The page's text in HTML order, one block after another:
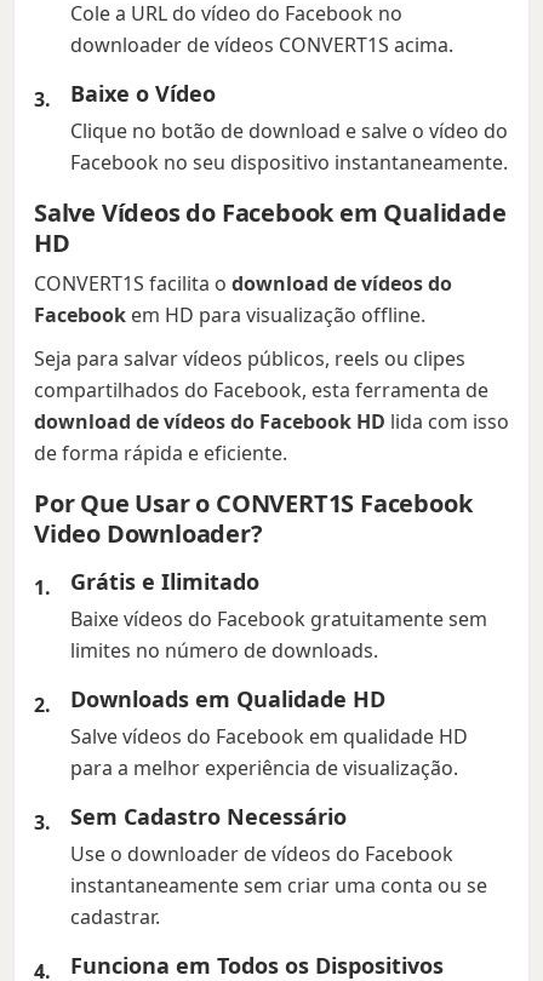
Cole a URL do vídeo do Facebook no
downloader de vídeos CONVERT1S acima.
Baixe o Vídeo
Clique no botão de download e salve o vídeo do
Facebook no seu dispositivo instantaneamente.
Salve Vídeos do Facebook em Qualidade
HD
CONVERT1S facilita o download de vídeos do
Facebook em HD para visualização offline.
Seja para salvar vídeos públicos, reels ou clipes
compartilhados do Facebook, esta ferramenta de
download de vídeos do Facebook HD lida com isso
de forma rápida e eficiente.
Por Que Usar o CONVERT1S Facebook
Video Downloader?
Grátis e Ilimitado
Baixe vídeos do Facebook gratuitamente sem
limites no número de downloads.
Downloads em Qualidade HD
Salve vídeos do Facebook em qualidade HD
para a melhor experiência de visualização.
Sem Cadastro Necessário
Use o downloader de vídeos do Facebook
instantaneamente sem criar uma conta ou se
cadastrar.
Funciona em Todos os Dispositivos